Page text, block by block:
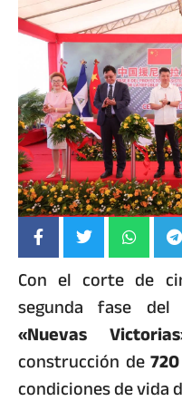
Con el corte de
segunda fase del
«Nuevas
construcción de
condiciones de vida